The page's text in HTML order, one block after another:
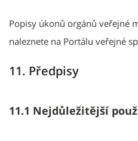
Popisy úkonů orgánů veřejné
naleznete na Portálu veřejné
11. Předpisy
11.1 Nejdůležitější